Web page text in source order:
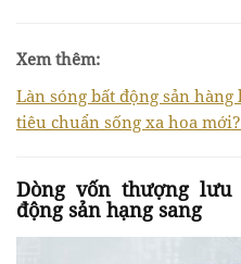
Xem thêm:
Làn sóng bất động sản
tiêu chuẩn sống xa hoa mới?
Dòng vốn thượng
động sản hạng sang